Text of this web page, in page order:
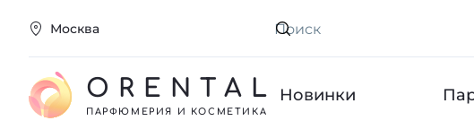
Москва Искать
ORENTAL
ПАРФЮМЕРИЯ И КОСМЕТИКА
Новинки